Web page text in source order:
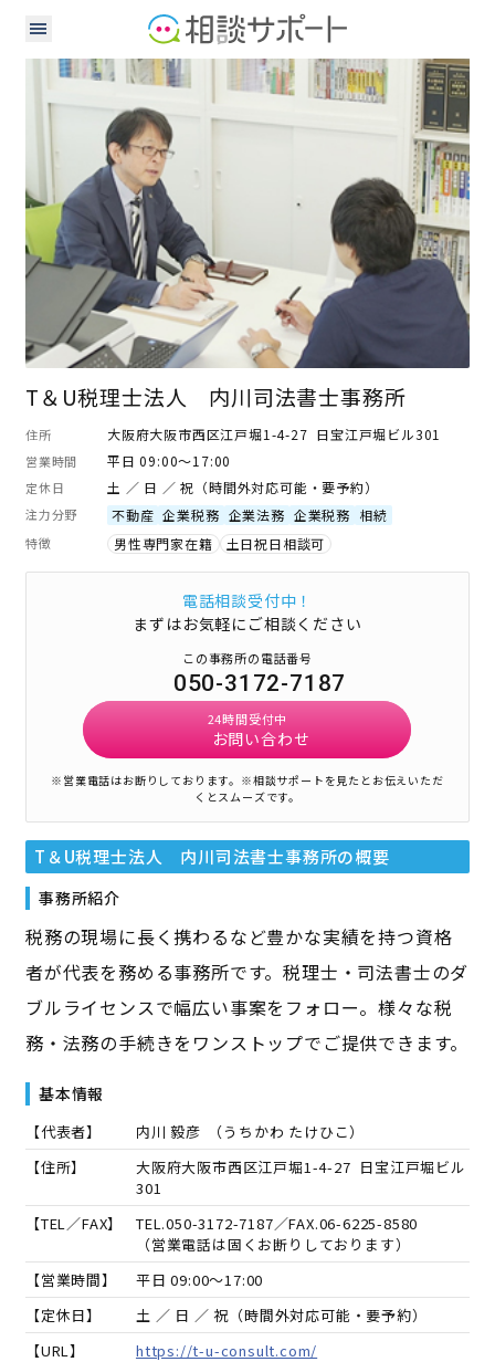
税理士
T＆U税理士法人 内川司法書士事務所
住所 大阪府大阪市西区江戸堀1-4-27 日宝江戸堀ビル301
営業時間 平日 09:00～17:00
定休日 土 ／ 日 ／ 祝（時間外対応可能・要予約）
注力分野 不動産 企業税務 企業法務 企業税務 相続
特徴 男性専門家在籍 土日祝日相談可
電話相談受付中！
まずはお気軽にご相談ください
この事務所の電話番号
050-3172-7187
24時間受付中
お問い合わせ
※営業電話はお断りしております。 ※相談サポートを見たとお伝えいただ
くとスムーズです。
T＆U税理士法人 内川司法書士事務所の概要
事務所紹介
税務の現場に長く携わるなど豊かな実績を持つ資格
者が代表を務める事務所です。税理士・司法書士のダ
ブルライセンスで幅広い事案をフォロー。様々な税
務・法務の手続きをワンストップでご提供できます。
基本情報
【代表者】 内川 毅彦 （うちかわ たけひこ）
【住所】
大阪府大阪市西区江戸堀1-4-27 日宝江戸堀ビル
301
【TEL／FAX】
TEL.050-3172-7187／FAX.06-6225-8580
（営業電話は固くお断りしております）
【営業時間】
平日 09:00～17:00
【定休日】
土 ／ 日 ／ 祝（時間外対応可能・要予約）
【URL】
https://t-u-consult.com/